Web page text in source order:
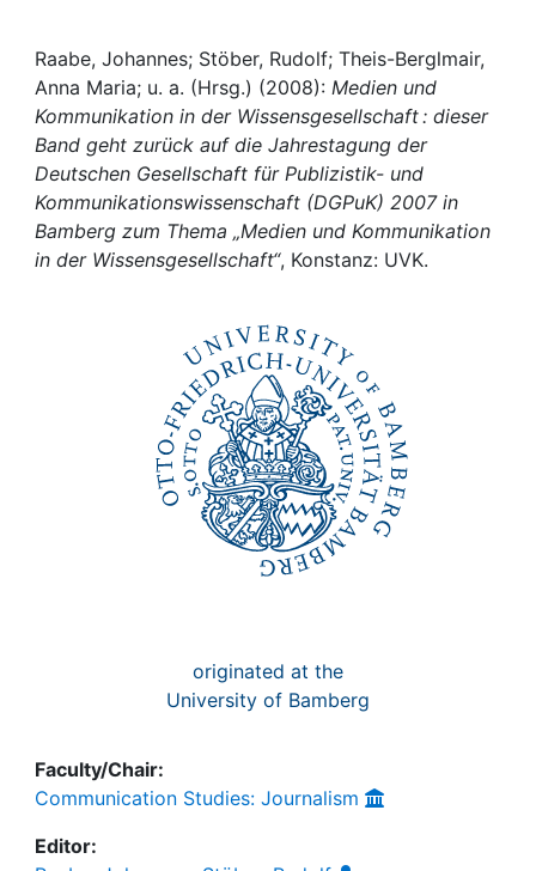
Raabe, Johannes; Stöber, Rudolf; Theis-Berglmair,
Anna Maria; u. a. (Hrsg.) (2008): Medien und
Kommunikation in der Wissensgesellschaft : dieser
Band geht zurück auf die Jahrestagung der
Deutschen Gesellschaft für Publizistik- und
Kommunikationswissenschaft (DGPuK) 2007 in
Bamberg zum Thema „Medien und Kommunikation
in der Wissensgesellschaft“, Konstanz: UVK.
originated at the
University of Bamberg
Faculty/Chair:
Communication Studies: Journalism
Editor: